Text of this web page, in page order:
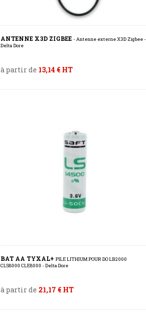
ANTENNE X3D ZIGBEE - Antenne externe X3D Zigbee -
Delta Dore
à partir de 13,14 € HT
BAT AA TYXAL+ PILE LITHIUM POUR DO LB2000
CLS8000 CLE8000 - Delta Dore
à partir de 21,17 € HT